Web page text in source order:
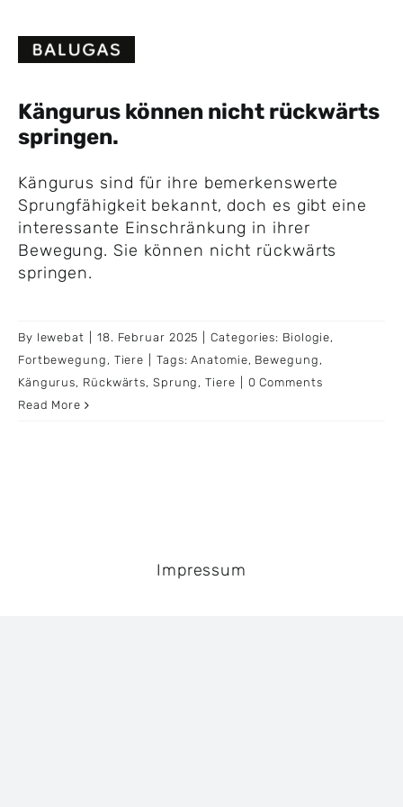
content
Kängurus können nicht rückwärts
springen.
Kängurus sind für ihre bemerkenswerte
Sprungfähigkeit bekannt, doch es gibt eine
interessante Einschränkung in ihrer
Bewegung. Sie können nicht rückwärts
springen.
By lewebat 18. Februar 2025 Categories: Biologie,
Fortbewegung , Tiere Tags:Anatomie, Bewegung ,
Kängurus, Rückwärts, Sprung ,Tiere
0 Comments
Read More
Impressum